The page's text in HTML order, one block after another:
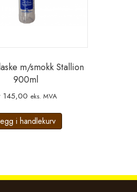
m/smokk Stallion
900ml
145,00 eks. MVA
i handlekurv